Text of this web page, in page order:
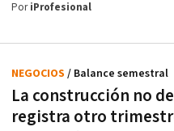
PoriProfesional
La construcción no
registra otro
NEGOCIOS / Balance semestral